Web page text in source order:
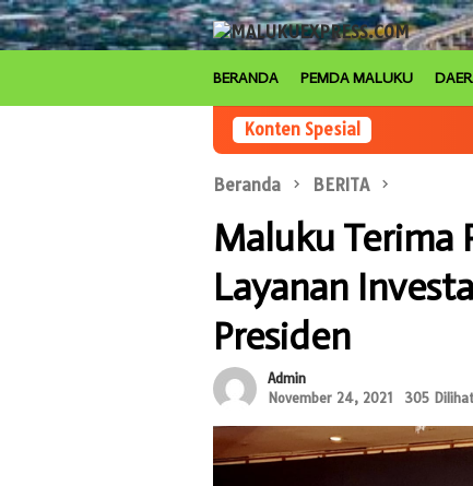
Loncat
ke
BERANDA PEMDA MALUKU
Konten Spesial
Beranda BERITA
Maluku Terima
Layanan
Presiden
Admin
November 24, 2021
305 Dilihat